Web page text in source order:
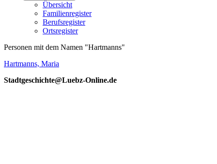
Übersicht
Familienregister
Berufsregister
Ortsregister
Personen mit dem Namen "Hartmanns"
Hartmanns, Maria
Stadtgeschichte@Luebz-Online.de